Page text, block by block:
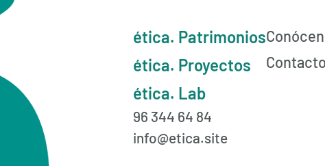
ética. Patrimonios
ética. Proyectos
ética. Lab
96 344 64 84
info@etica.site